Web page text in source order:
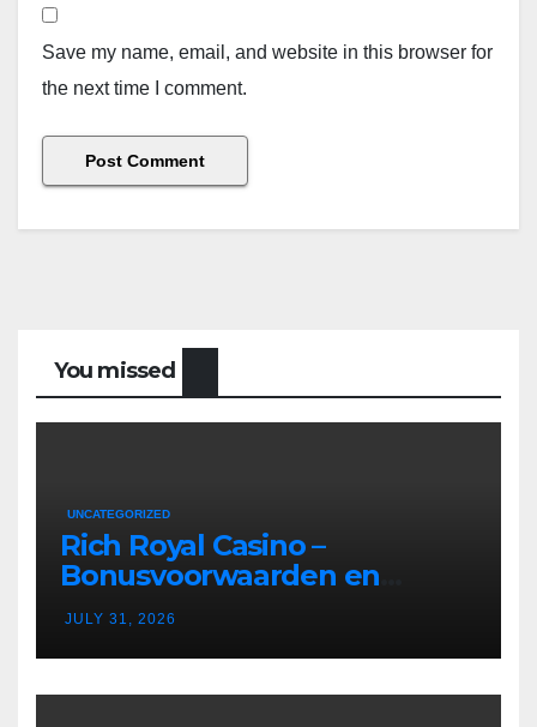
Save my name, email, and website in this browser for
the next time I comment.
You missed
UNCATEGORIZED
Rich Royal Casino –
Bonusvoorwaarden en
Bonusregels in Nederland
JULY 31, 2026